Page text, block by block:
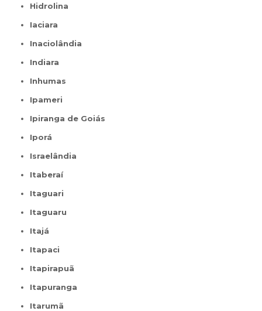
Hidrolina
Iaciara
Inaciolândia
Indiara
Inhumas
Ipameri
Ipiranga de Goiás
Iporá
Israelândia
Itaberaí
Itaguari
Itaguaru
Itajá
Itapaci
Itapirapuã
Itapuranga
Itarumã